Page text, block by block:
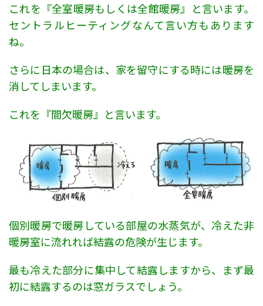
これを『全室暖房もしくは全館暖房』と言います。
セントラルヒーティングなんて言い方もあります
ね。
さらに日本の場合は、家を留守にする時には暖房を
消してしまいます。
これを『間欠暖房』と言います。
個別暖房で暖房している部屋の水蒸気が、冷えた非
暖房室に流れれば結露の危険が生じます。
最も冷えた部分に集中して結露しますから、まず最
初に結露するのは窓ガラスでしょう。